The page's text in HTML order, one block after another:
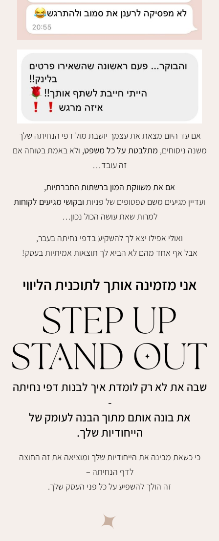
אם עד היום מצאת את עצמך יושבת מול דפי הנחיתה שלך
משנה ניסוחים, מתלבטת על כל משפט, ולא באמת בטוחה אם
זה עובד…
אם את משווקת המון ברשתות החברתיות,
ועדיין מגיעים משם טפטופים של פניות ובקושי מגיעים לקוחות
למרות שאת עושה הכול נכון…
ואולי אפילו יצא לך להשקיע בדפי נחיתה בעבר,
אבל אף אחד מהם לא הביא לך תוצאות אמיתיות בעסק!
אני מזמינה אותך לתוכנית הליווי
שבה את לא רק לומדת איך לבנות דפי נחיתה
-
את בונה אותם מתוך הבנה לעומק של
הייחודיות שלך.
כי כשאת מבינה את הייחודיות שלך ומוציאה את זה החוצה
לדף הנחיתה –
זה הולך להשפיע על כל פני העסק שלך.